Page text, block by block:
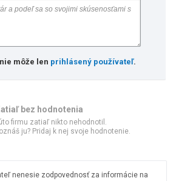
môže len prihlásený používateľ.
bez hodnotenia
firmu zatiaľ nikto nehodnotil.
ju? Pridaj k nej svoje hodnotenie.
nenesie zodpovednosť za informácie na